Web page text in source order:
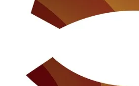
|
於料製成，聚氨酯模具是根據真實石頭做
文化石依循的工法：牆面打毛、貼磚、填
來的髒亂與金錢。